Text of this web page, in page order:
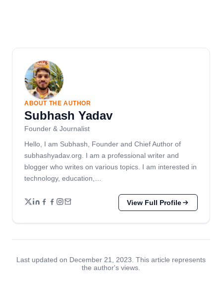
ABOUT THE AUTHOR
Subhash Yadav
Founder & Journalist
Hello, I am Subhash, Founder and Chief Author of
subhashyadav.org. I am a professional writer and
blogger who writes on various topics. I am interested in
technology, education,…
View Full Profile
Last updated on December 21, 2023. This article represents
the author's views.